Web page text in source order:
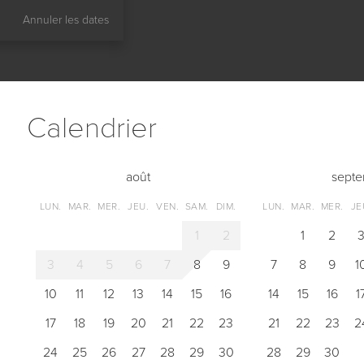
Annuler les dates
Сalendrier
août
LUN. MAR. MER. JEU. VEN. SAM. DIM.
1
2
3
4 5 6 7 8
9
10
11 12 13 14 15
16
17
18 19 20 21 22
23
24
25 26 27 28 29 30
LUN. MAR. MER.
1 2
7
8 9
14
15 16
21
22 23
28
29 30